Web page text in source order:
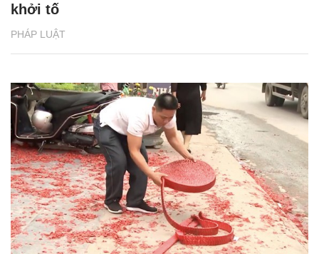
PHÁP LUẬT
khởi tố